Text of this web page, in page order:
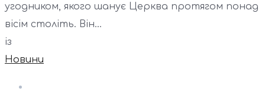
угодником, якого шанує Церква протягом понад
вісім століть. Він...
із
Новини